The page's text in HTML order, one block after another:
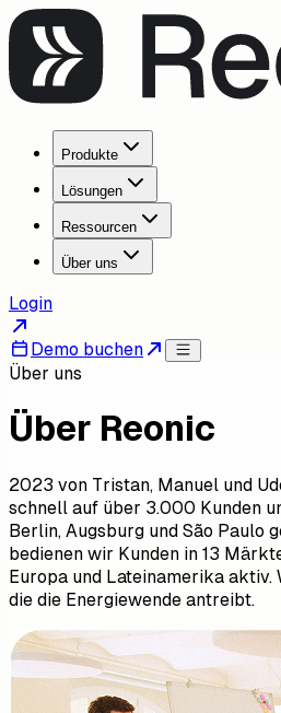
Produkte
Lösungen
Ressourcen
Über uns
Login
Demo buchen
Über uns
Über Reonic
2023 von Tristan, Manuel und
schnell auf über 3.000 Kunden
Berlin, Augsburg und São Paulo
bedienen wir Kunden in 13
Europa und Lateinamerika
die die Energiewende antreibt.